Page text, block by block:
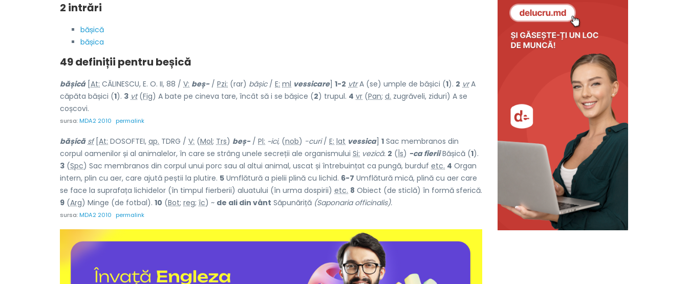
2 intrări
bășică
bășica
49 definiții pentru beșică
bășicá[ At: CĂLINESCU, E. O. II, 88 / V: beș-/ Pzi: (rar) bășic/ E: ml vessicare] 1-2 vtrA (se) umple de bășici (1). 2 vrA
căpăta bășici (1). 3 vt(Fig) A bate pe cineva tare, încât să i se bășice (2) trupul. 4 vr (Pan; d. zugrăveli, ziduri) A se
coșcovi.
sursa:MDA2 2010 permalink
bășícă sf[ At: DOSOFTEI, ap. TDRG / V: (Mol; Trs) beș-/ Pl: ~ici, (nob) -curi/ E: lat vessica] 1 Sac membranos din
corpul oamenilor și al animalelor, în care se strâng unele secreții ale organismului Si: vezică. 2 (Îs) -ca fieriiBășică (1).
3 (Spc) Sac membranos din corpul unui porc sau al altui animal, uscat și întrebuințat ca pungă, burduf etc. 4 Organ
intern, plin cu aer, care ajută peștii la plutire. 5 Umflătură a pielii plină cu lichid. 6-7 Umflătură mică, plină cu aer care
se face la suprafața lichidelor (în timpul fierberii) aluatului (în urma dospirii) etc. 8 Obiect (de sticlă) în formă sferică.
9 (Arg) Minge (de fotbal). 10 (Bot; reg; îc) ~ de ali din vânt Săpunăriță (Saponaria officinalis).
sursa:MDA2 2010 permalink